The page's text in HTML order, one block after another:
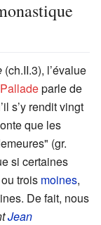
(ch.II.3), l’évalue
Palladeparle de
s’y rendit vingt
que les
(gr.
si certaines
trois moines,
De fait, nous
Jean